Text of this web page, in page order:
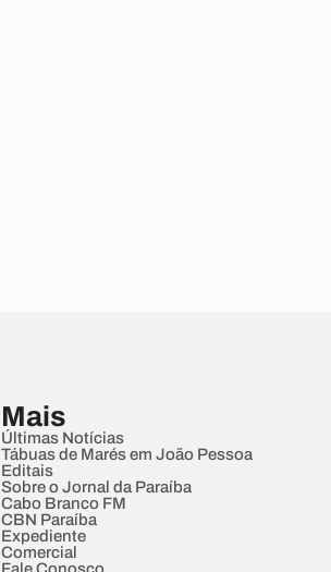
Mais
Últimas Notícias
Tábuas de Marés em João Pessoa
Editais
Sobre o Jornal da Paraíba
Cabo Branco FM
CBN Paraíba
Expediente
Comercial